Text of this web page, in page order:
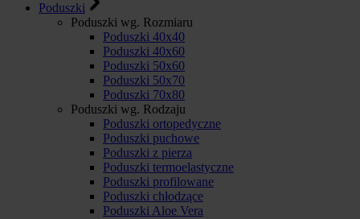
Poduszki
Poduszki wg. Rozmiaru
Poduszki 40x40
Poduszki 40x60
Poduszki 50x60
Poduszki 50x70
Poduszki 70x80
Poduszki wg. Rodzaju
Poduszki ortopedyczne
Poduszki puchowe
Poduszki z pierza
Poduszki termoelastyczne
Poduszki profilowane
Poduszki chłodzące
Poduszki Aloe Vera